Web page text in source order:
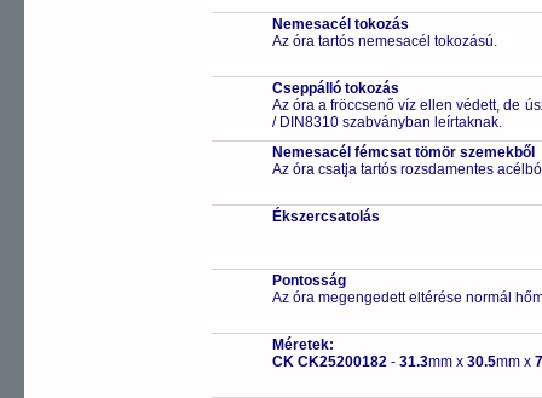
Nemesacél tokozás
Az óra tartós nemesacél tokozású.
Cseppálló tokozás
Az óra a fröccsenő víz ellen védett, de
/ DIN8310 szabványban leírtaknak.
Nemesacél fémcsat tömör szemekből
Az óra csatja tartós rozsdamentes
Ékszercsatolás
Pontosság
Az óra megengedett eltérése normál
Méretek:
CK CK25200182 - 31.3mm x 30.5mm x